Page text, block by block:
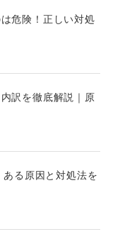
危険！正しい対処
訳を徹底解説｜原
る原因と対処法を